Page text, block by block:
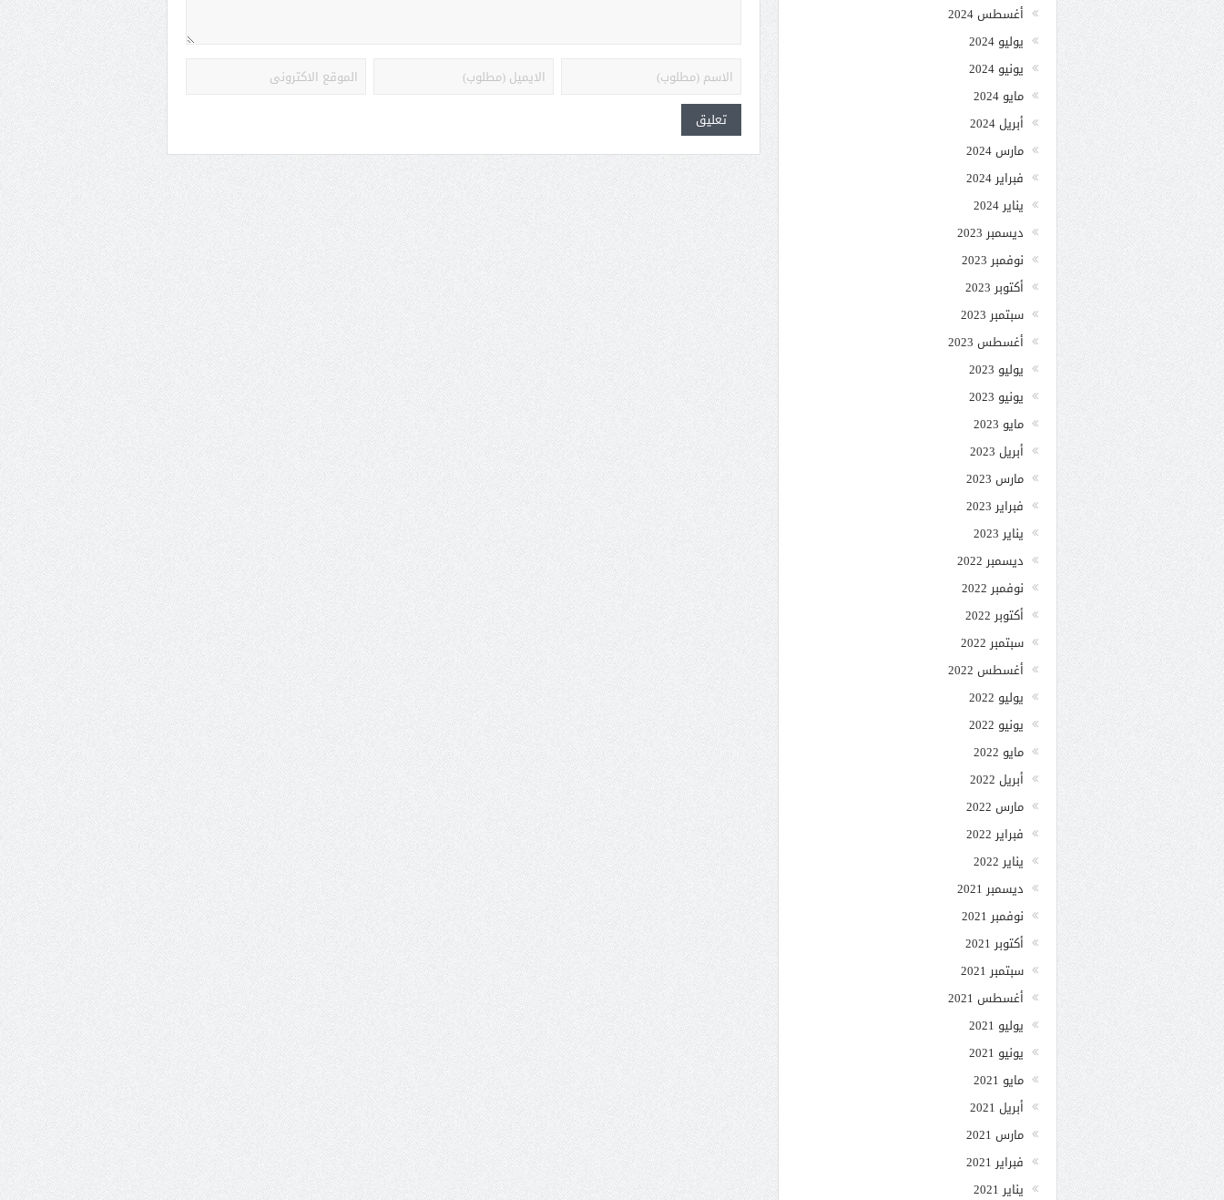
أغسطس 2024
يوليو 2024
يونيو 2024
مايو 2024
أبريل 2024
مارس 2024
فبراير 2024
يناير 2024
ديسمبر 2023
نوفمبر 2023
أكتوبر 2023
سبتمبر 2023
أغسطس 2023
يوليو 2023
يونيو 2023
مايو 2023
أبريل 2023
مارس 2023
فبراير 2023
يناير 2023
ديسمبر 2022
نوفمبر 2022
أكتوبر 2022
سبتمبر 2022
أغسطس 2022
يوليو 2022
يونيو 2022
مايو 2022
أبريل 2022
مارس 2022
فبراير 2022
يناير 2022
ديسمبر 2021
نوفمبر 2021
أكتوبر 2021
سبتمبر 2021
أغسطس 2021
يوليو 2021
يونيو 2021
مايو 2021
أبريل 2021
مارس 2021
فبراير 2021
يناير 2021